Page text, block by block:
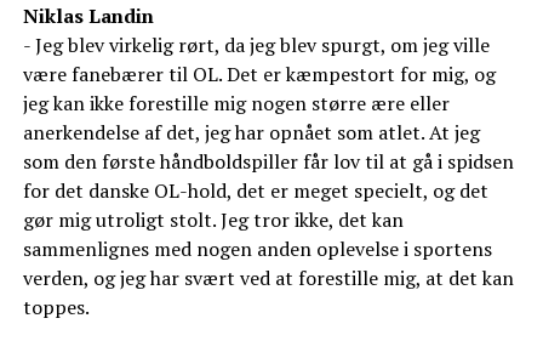
Niklas Landin
- Jeg blev virkelig rørt, da jeg blev spurgt, om jeg ville
være fanebærer til OL. Det er kæmpestort for mig, og
jeg kan ikke forestille mig nogen større ære eller
anerkendelse af det, jeg har opnået som atlet. At jeg
som den første håndboldspiller får lov til at gå i spidsen
for det danske OL-hold, det er meget specielt, og det
gør mig utroligt stolt. Jeg tror ikke, det kan
sammenlignes med nogen anden oplevelse i sportens
verden, og jeg har svært ved at forestille mig, at det kan
toppes.